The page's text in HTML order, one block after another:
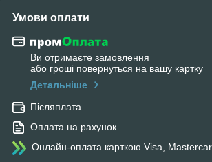
Умови оплати
Ви отримаєте замовлення
або гроші повернуться на вашу картку
Детальніше
Післяплата
Оплата на рахунок
Онлайн-оплата карткою Visa,